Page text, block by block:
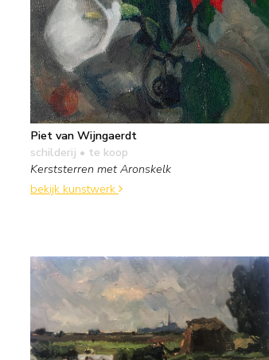
Piet van Wijngaerdt
schilderij • te koop
Kerststerren met Aronskelk
bekijk kunstwerk